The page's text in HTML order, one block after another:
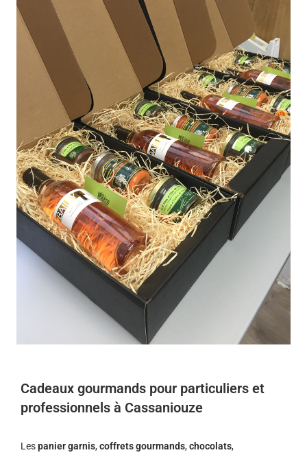
Cadeaux gourmands pour particuliers et
professionnels à Cassaniouze
Lespanier garnis,coffrets gourmands,chocolats,